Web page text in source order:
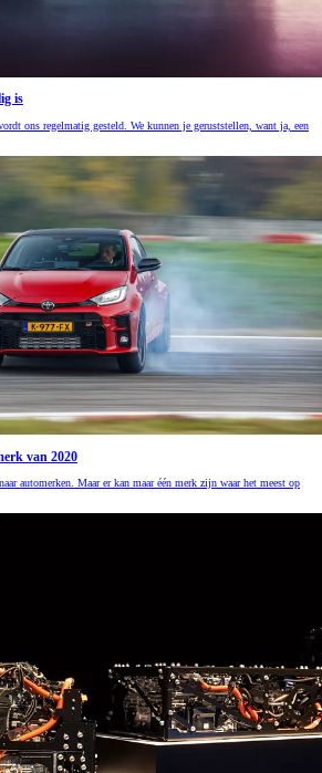
is
ons regelmatig gesteld. We kunnen je geruststellen, want ja, een
van 2020
automerken. Maar er kan maar één merk zijn waar het meest op